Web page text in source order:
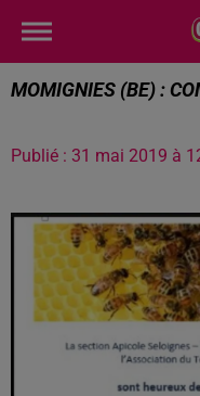
MOMIGNIES (BE) :
Publié : 31 mai 2019 à